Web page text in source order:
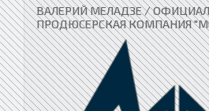
ВАЛЕРИЙ МЕЛАДЗЕ /
ПРОДЮСЕРСКАЯ КОМПАНИЯ